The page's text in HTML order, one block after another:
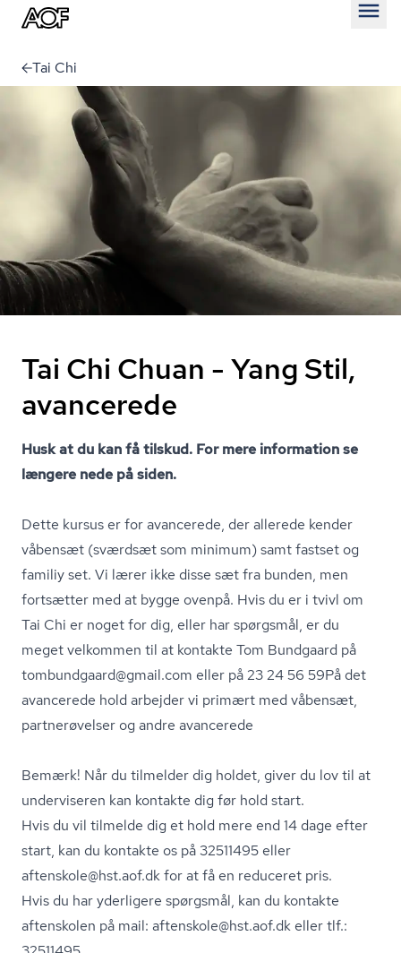
Tai Chi
Tai Chi Chuan - Yang Stil,
avancerede
Husk at du kan få tilskud. For mere information se
længere nede på siden.
Dette kursus er for avancerede, der allerede kender
våbensæt (sværdsæt som minimum) samt fastset og
familiy set. Vi lærer ikke disse sæt fra bunden, men
fortsætter med at bygge ovenpå. Hvis du er i tvivl om
Tai Chi er noget for dig, eller har spørgsmål, er du
meget velkommen til at kontakte Tom Bundgaard på
tombundgaard@gmail.com eller på 23 24 56 59På det
avancerede hold arbejder vi primært med våbensæt,
partnerøvelser og andre avancerede
Bemærk! Når du tilmelder dig holdet, giver du lov til at
underviseren kan kontakte dig før hold start.
Hvis du vil tilmelde dig et hold mere end 14 dage efter
start, kan du kontakte os på 32511495 eller
aftenskole@hst.aof.dk for at få en reduceret pris.
Hvis du har yderligere spørgsmål, kan du kontakte
aftenskolen på mail: aftenskole@hst.aof.dk eller tlf.: